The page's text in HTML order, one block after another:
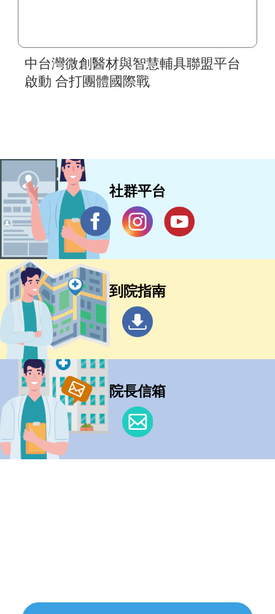
中台灣微創醫材與智慧輔具聯盟平台
啟動 合打團體國際戰
社群平台
到院指南
院長信箱